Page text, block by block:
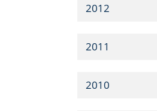
2012
2011
2010